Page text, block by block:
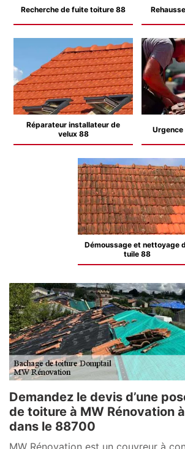
Recherche de fuite toiture 88
Réparateur installateur de
velux 88
Démoussage et nettoyage
tuile 88
Demandez le devis d’une
de toiture à MW Rénovation
dans le 88700
MW Rénovation est un couvreur à